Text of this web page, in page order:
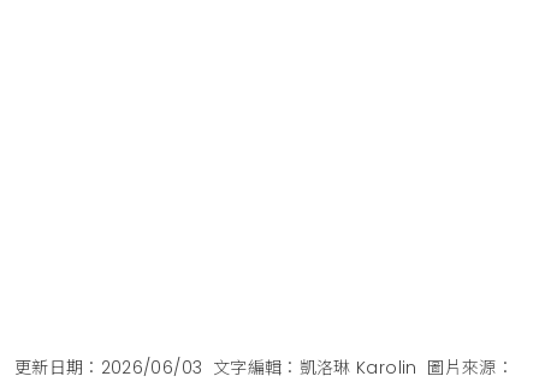
更新日期：2026/06/03 文字編輯：凱洛琳 Karolin 圖片來源：